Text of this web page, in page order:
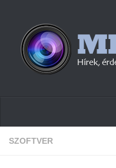
Hírek
SZOFTVER